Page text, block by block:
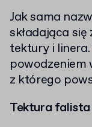
Jak sama
składająca
tektury i
powodzeniem
z którego
Tektura